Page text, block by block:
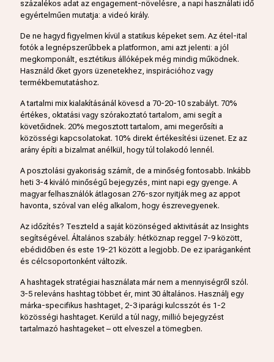
százalékos adat az engagement-növelésre, a napi használati idő
egyértelműen mutatja: a videó király.
De ne hagyd figyelmen kívül a statikus képeket sem. Az étel-ital
fotók a legnépszerűbbek a platformon, ami azt jelenti: a jól
megkomponált, esztétikus állóképek még mindig működnek.
Használd őket gyors üzenetekhez, inspirációhoz vagy
termékbemutatáshoz.
A tartalmi mix kialakításánál kövesd a 70-20-10 szabályt. 70%
értékes, oktatási vagy szórakoztató tartalom, ami segít a
követőidnek. 20% megosztott tartalom, ami megerősíti a
közösségi kapcsolatokat. 10% direkt értékesítési üzenet. Ez az
arány építi a bizalmat anélkül, hogy túl tolakodó lennél.
A posztolási gyakoriság számít, de a minőség fontosabb. Inkább
heti 3-4 kiváló minőségű bejegyzés, mint napi egy gyenge. A
magyar felhasználók átlagosan 276-szor nyitják meg az appot
havonta, szóval van elég alkalom, hogy észrevegyenek.
Az időzítés? Teszteld a saját közönséged aktivitását az Insights
segítségével. Általános szabály: hétköznap reggel 7-9 között,
ebédidőben és este 19-21 között a legjobb. De ez iparáganként
és célcsoportonként változik.
A hashtagek stratégiai használata már nem a mennyiségről szól.
3-5 releváns hashtag többet ér, mint 30 általános. Használj egy
márka-specifikus hashtaget, 2-3 iparági kulcsszót és 1-2
közösségi hashtaget. Kerüld a túl nagy, millió bejegyzést
tartalmazó hashtageket – ott elveszel a tömegben.